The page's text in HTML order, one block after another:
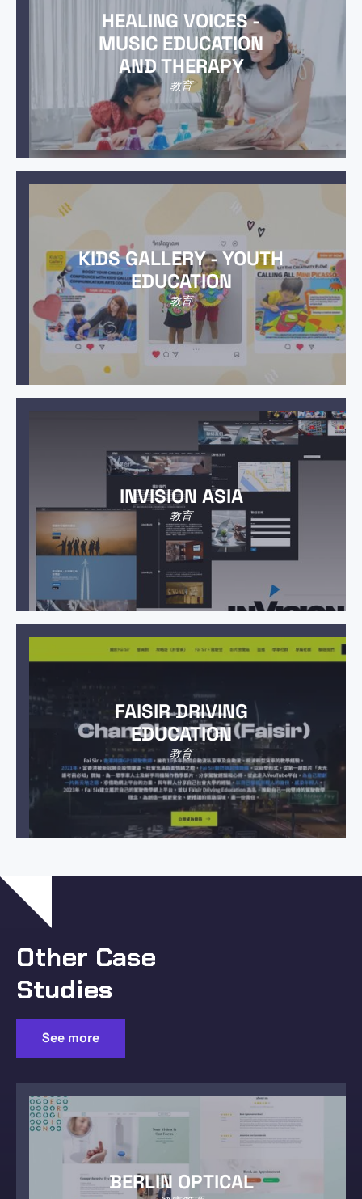
HEALING VOICES -
MUSIC EDUCATION
AND THERAPY
教育
KIDS GALLERY - YOUTH
EDUCATION
教育
INVISION ASIA
教育
FAISIR DRIVING
EDUCATION
教育
Other Case
Studies
See more
BERLIN OPTICAL